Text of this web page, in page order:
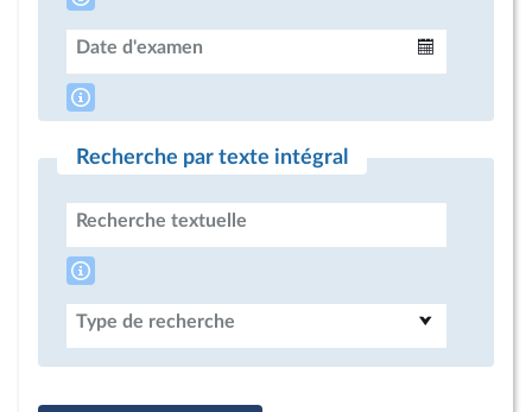
Date d'examen
Recherche par texte intégral
Recherche textuelle
Type de recherche